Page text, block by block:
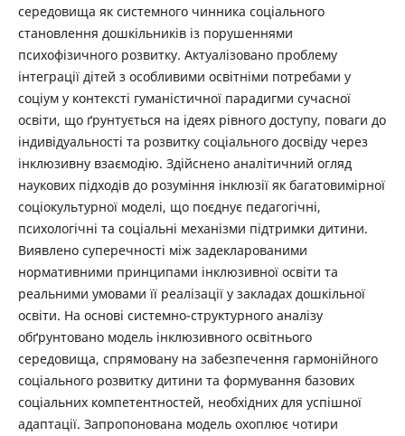
середовища як системного чинника соціального
становлення дошкільників із порушеннями
психофізичного розвитку. Актуалізовано проблему
інтеграції дітей з особливими освітніми потребами у
соціум у контексті гуманістичної парадигми сучасної
освіти, що ґрунтується на ідеях рівного доступу, поваги до
індивідуальності та розвитку соціального досвіду через
інклюзивну взаємодію. Здійснено аналітичний огляд
наукових підходів до розуміння інклюзії як багатовимірної
соціокультурної моделі, що поєднує педагогічні,
психологічні та соціальні механізми підтримки дитини.
Виявлено суперечності між задекларованими
нормативними принципами інклюзивної освіти та
реальними умовами її реалізації у закладах дошкільної
освіти. На основі системно-структурного аналізу
обґрунтовано модель інклюзивного освітнього
середовища, спрямовану на забезпечення гармонійного
соціального розвитку дитини та формування базових
соціальних компетентностей, необхідних для успішної
адаптації. Запропонована модель охоплює чотири